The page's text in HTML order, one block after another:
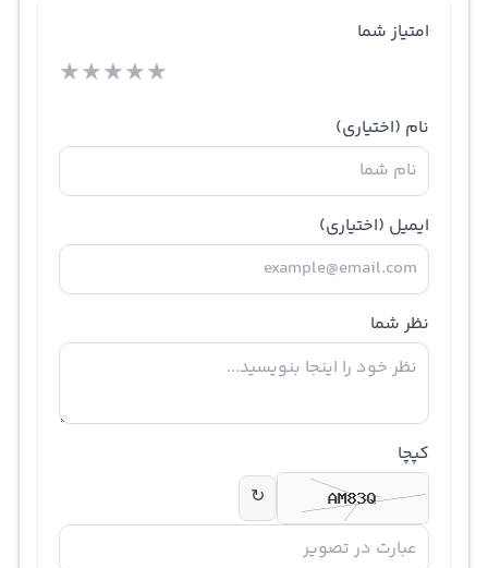
امتیاز شما
★★★★★
نام (اختیاری)
ایمیل (اختیاری)
نظر شما
کپچا
↻